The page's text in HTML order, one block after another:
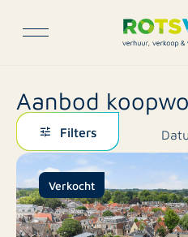
Aanbod
Filters
Verkocht